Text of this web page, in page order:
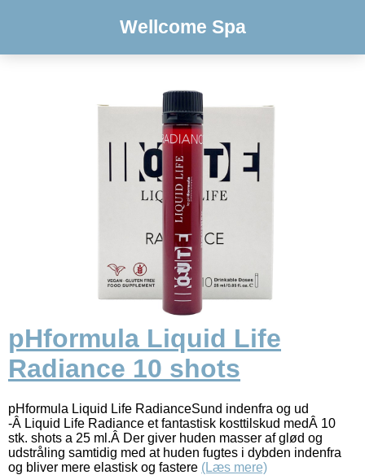
Wellcome Spa
pHformula Liquid Life
Radiance 10 shots
pHformula Liquid Life RadianceSund indenfra og ud
-Â Liquid Life Radiance et fantastisk kosttilskud medÂ 10
stk. shots a 25 ml.Â Der giver huden masser af glød og
udstråling samtidig med at huden fugtes i dybden indenfra
og bliver mere elastisk og fastere (Læs mere)